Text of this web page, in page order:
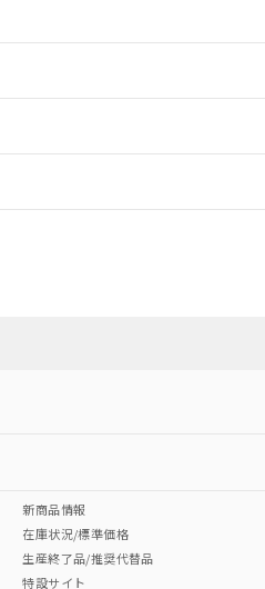
ダウン
Cr(VI)
新商品情報
在庫状況/標準価格
生産終了品/推奨代替品
特設サイト